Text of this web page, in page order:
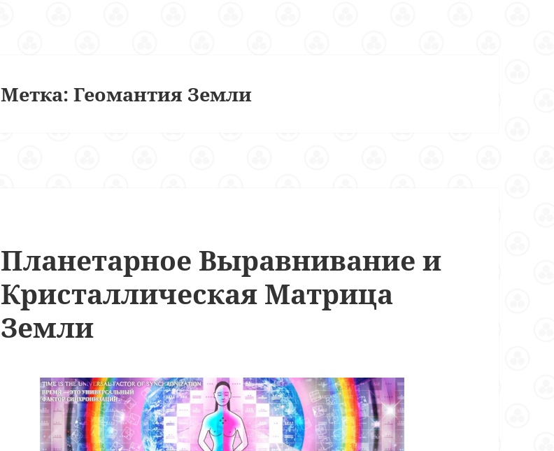
Метка:Геомантия Земли
Планетарное Выравнивание и
Кристаллическая Матрица
Земли